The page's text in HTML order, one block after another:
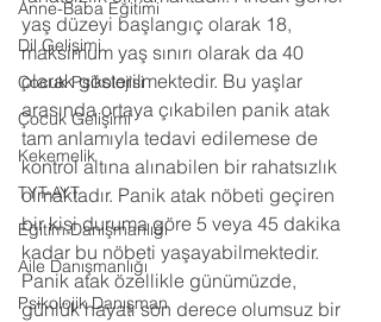
Anne-Baba Eğitimi
Dil Gelişimi
Çocuk Psikolojisi
Çocuk Gelişimi
Kekemelik
TYT-AYT
Eğitim Danışmanlığı
Aile Danışmanlığı
Psikolojik Danışman
yaş düzeyi başlangıç olarak 18,
maksimum yaş sınırı olarak da 40
olarak gösterilmektedir. Bu yaşlar
arasında ortaya çıkabilen panik atak
tam anlamıyla tedavi edilemese de
kontrol altına alınabilen bir rahatsızlık
olmaktadır. Panik atak nöbeti geçiren
bir kişi duruma göre 5 veya 45 dakika
kadar bu nöbeti yaşayabilmektedir.
Panik atak özellikle günümüzde,
günlük hayatı son derece olumsuz bir